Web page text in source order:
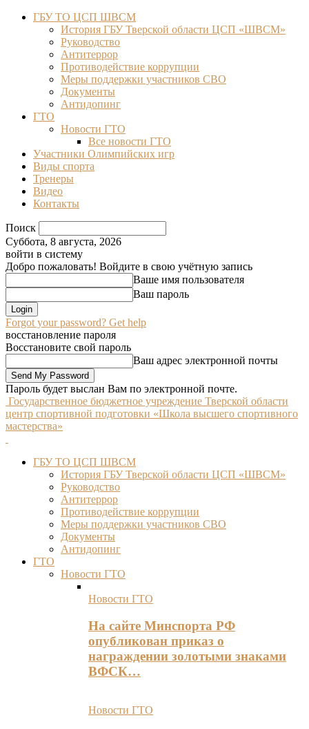
ГБУ ТО ЦСП ШВСМ
История ГБУ Тверской области ЦСП «ШВСМ»
Руководство
Антитеррор
Противодействие коррупции
Меры поддержки участников СВО
Документы
Антидопинг
ГТО
Новости ГТО
Все новости ГТО
Участники Олимпийских игр
Виды спорта
Тренеры
Видео
Контакты
Поиск
Суббота, 8 августа, 2026
войти в систему
Добро пожаловать! Войдите в свою учётную запись
Ваше имя пользователя
Ваш пароль
Forgot your password? Get help
восстановление пароля
Восстановите свой пароль
Ваш адрес электронной почты
Пароль будет выслан Вам по электронной почте.
Государственное бюджетное учреждение Тверской области
центр спортивной подготовки «Школа высшего спортивного
мастерства»
ГБУ ТО ЦСП ШВСМ
История ГБУ Тверской области ЦСП «ШВСМ»
Руководство
Антитеррор
Противодействие коррупции
Меры поддержки участников СВО
Документы
Антидопинг
ГТО
Новости ГТО
Новости ГТО
На сайте Минспорта РФ
опубликован приказ о
награждении золотыми знаками
ВФСК…
Новости ГТО